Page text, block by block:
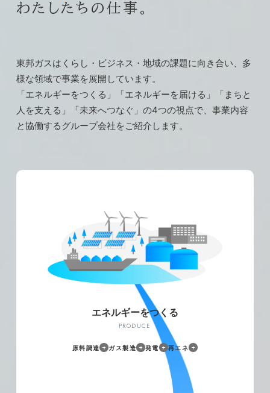
座談会
総合職
働くフィールド
プロジェクトストーリー
水素プラント建設
新規事業開発
CN×P事業
わたしたちの仕事。
東邦ガスはくらし・ビジネス・地域の課題に向き合い、多
様な領域で事業を展開しています。
「エネルギーをつくる」「エネルギーを届ける」「まちと
人を支える」「未来へつなぐ」の4つの視点で、 事業内容
と協働するグループ会社をご紹介します。
エネルギーをつくる
PRODUCE
原料調達 ガス製造 発電 再エネ
ガス製造